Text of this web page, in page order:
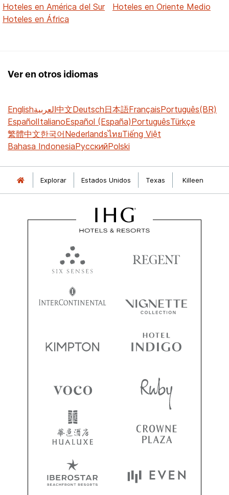
Hoteles en América del Sur
Hoteles en Oriente Medio
Hoteles en África
Ver en otros idiomas
Englishالعربية中文Deutsch日本語FrançaisPortuguês(BR)
EspañolItalianoEspañol (España)PortuguêsTürkçe
繁體中文한국어NederlandsไทยTiếng Việt
Bahasa IndonesiaРусскийPolski
Explorar Estados Unidos Texas Killeen